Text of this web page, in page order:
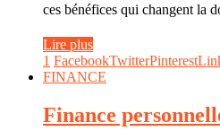
ces bénéfices qui changent la
Lire plus
1 FacebookTwitterPinterest
FINANCE
Finance